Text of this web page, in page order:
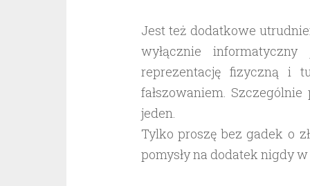
Jest też dodatkowe
wyłącznie
reprezentację fizyczną i
fałszowaniem.
jeden.
Tylko proszę bez gadek o
pomysły na dodatek nigdy